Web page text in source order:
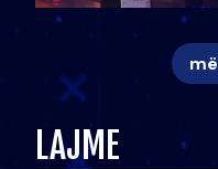
LAJME